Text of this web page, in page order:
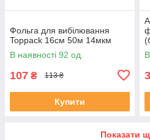
Фольга для вибілювання
Toppack 16см 50м 14мкм
В наявності 92 од.
107 ₴ 113 ₴
Купити
Показати